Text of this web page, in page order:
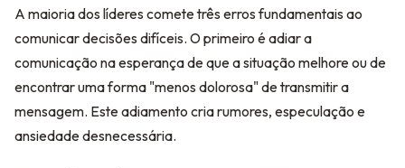
A maioria dos líderes comete três erros fundamentais ao
comunicar decisões difíceis. O primeiro é adiar a
comunicação na esperança de que a situação melhore ou de
encontrar uma forma "menos dolorosa" de transmitir a
mensagem. Este adiamento cria rumores, especulação e
ansiedade desnecessária.